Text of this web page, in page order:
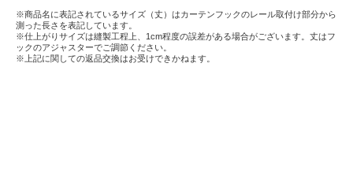
※商品名に表記されているサイズ（丈）はカーテンフックのレール取付け部分から
測った長さを表記しています。
※仕上がりサイズは縫製工程上、1cm程度の誤差がある場合がございます。丈はフ
ックのアジャスターでご調節ください。
※上記に関しての返品交換はお受けできかねます。